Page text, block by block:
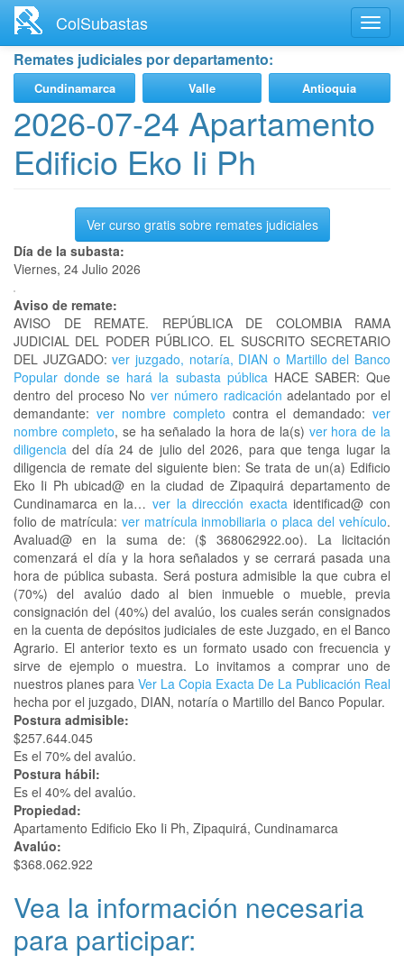
contenido
principal
ColSubastas
Remates judiciales por departamento:
Cundinamarca Valle Antioquia
2026-07-24 Apartamento
Edificio Eko Ii Ph
Ver curso gratis sobre remates judiciales
Día de la subasta:
Viernes, 24 Julio 2026
Aviso de remate:
AVISO DE REMATE. REPÚBLICA DE COLOMBIA RAMA
JUDICIAL DEL PODER PÚBLICO. EL SUSCRITO SECRETARIO
DEL JUZGADO: ver juzgado, notaría, DIAN o Martillo del Banco
Popular donde se hará la subasta públicaHACE SABER: Que
dentro del proceso Nover número radicación adelantado por el
demandante: ver nombre completo contra el demandado: ver
nombre completo, se ha señalado la hora de la(s) ver hora de la
diligencia del día 24 de julio del 2026, para que tenga lugar la
diligencia de remate del siguiente bien: Se trata de un(a) Edificio
Eko Ii Ph ubicad@ en la ciudad de Zipaquirá departamento de
Cundinamarca en la… ver la dirección exactaidentificad@ con
folio de matrícula: ver matrícula inmobiliaria o placa del vehículo.
Avaluad@ en la suma de: ($ 368062922.oo). La licitación
comenzará el día y la hora señalados y se cerrará pasada una
hora de pública subasta. Será postura admisible la que cubra el
(70%) del avalúo dado al bien inmueble o mueble, previa
consignación del (40%) del avalúo, los cuales serán consignados
en la cuenta de depósitos judiciales de este Juzgado, en el Banco
Agrario. El anterior texto es un formato usado con frecuencia y
sirve de ejemplo o muestra. Lo invitamos a comprar uno de
nuestros planes para Ver La Copia Exacta De La Publicación Real
hecha por el juzgado, DIAN, notaría o Martillo del Banco Popular.
Postura admisible:
$257.644.045
Es el 70% del avalúo.
Postura hábil:
Es el 40% del avalúo.
Propiedad:
Apartamento Edificio Eko Ii Ph, Zipaquirá, Cundinamarca
Avalúo:
$368.062.922
Vea la información necesaria
para participar: